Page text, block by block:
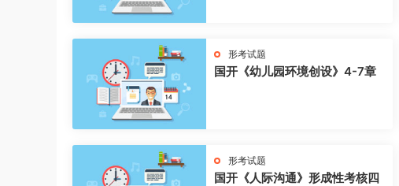
形考试题
国开《幼儿园环境创设》4-7章
形考试题
国开《人际沟通》形成性考核四